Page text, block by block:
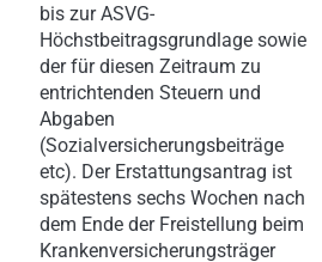
bis zur ASVG-
Höchstbeitragsgrundlage sowie
der für diesen Zeitraum zu
entrichtenden Steuern und
Abgaben
(Sozialversicherungsbeiträge
etc). Der Erstattungsantrag ist
spätestens sechs Wochen nach
dem Ende der Freistellung beim
Krankenversicherungsträger